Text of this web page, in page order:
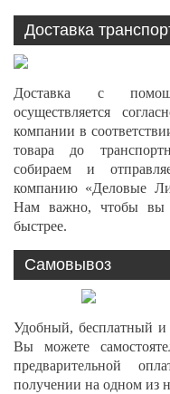
Доставка
Доставка с
осуществляется
компании в
товара до
собираем и
компанию «Деловые
Нам важно, чтобы вы
быстрее.
Самовывоз
Удобный, бесплатный и
Вы можете
предварительной
получении на одном из